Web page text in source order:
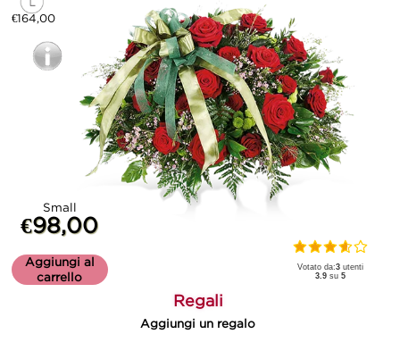
€164,00
Small
€98,00
Aggiungi al
carrello
Votato da:3 utenti
3.9 su5
Regali
Aggiungi un regalo